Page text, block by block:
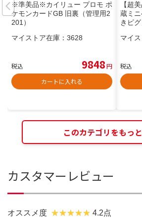
※準美品※カイリュー プロモ ポ
ケモンカードGB 旧裏（管理用2
201）
マイストア在庫： 3628
税込 9848円
カートに入れる
【超
蔵ミニ
きピ
マイス
税込
このカテゴリをもっ
カスタマーレビュー
オススメ度 4.2点